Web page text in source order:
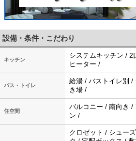
設備・条件・こだわり
キッチン
システムキッチン / 2
ヒーター /
バス・トイレ
給湯 / バストイレ別 /
き場 /
住空間
バルコニー / 南向き /
ン /
クロゼット / シュー